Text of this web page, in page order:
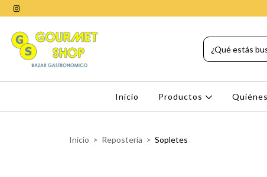
Inicio Productos
Inicio > Repostería > Sopletes